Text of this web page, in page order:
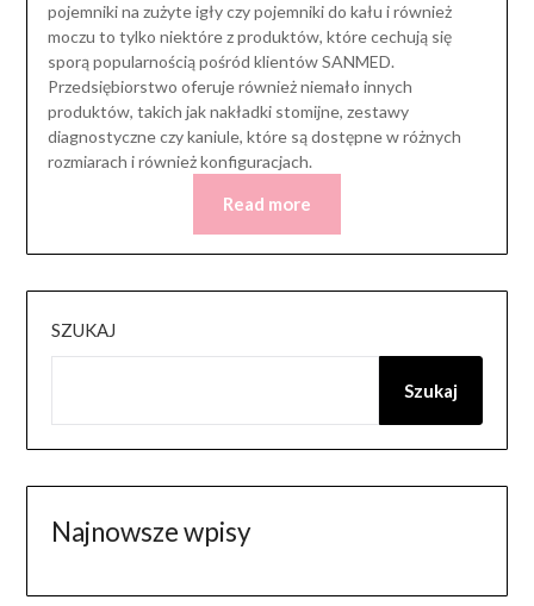
pojemniki na zużyte igły czy pojemniki do kału i również
moczu to tylko niektóre z produktów, które cechują się
sporą popularnością pośród klientów SANMED.
Przedsiębiorstwo oferuje również niemało innych
produktów, takich jak nakładki stomijne, zestawy
diagnostyczne czy kaniule, które są dostępne w różnych
rozmiarach i również konfiguracjach.
Read more
SZUKAJ
Szukaj
Najnowsze wpisy